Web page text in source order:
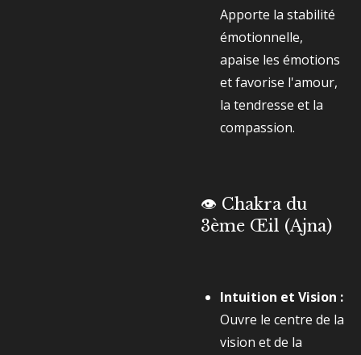
Apporte la stabilité
émotionnelle,
apaise les émotions
et favorise l'amour,
la tendresse et la
compassion.
👁️ Chakra du
3ème Œil (Ajna)
Intuition et Vision :
Ouvre le centre de la
vision et de la